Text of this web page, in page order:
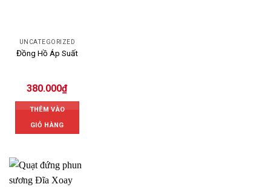
UNCATEGORIZED
Đồng Hồ Áp Suất
380.000₫
THÊM VÀO
GIỎ HÀNG